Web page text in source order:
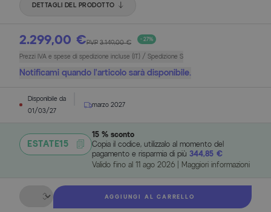
DETTAGLI DEL PRODOTTO
2.299,00 €PVP 3.149,00 € - 27%
Prezzi IVA e spese di spedizione incluse (IT) / Spedizione S
Notificami quando l'articolo sarà disponibile.
Disponibile da
01/03/27
marzo 2027
ESTATE15
15 % sconto
Copia il codice, utilizzalo al momento del
pagamento e risparmia di più 344,85 €
Valido fino al 11 ago 2026| Maggiori informazioni
Quantità
AGGIUNGI AL CARRELLO